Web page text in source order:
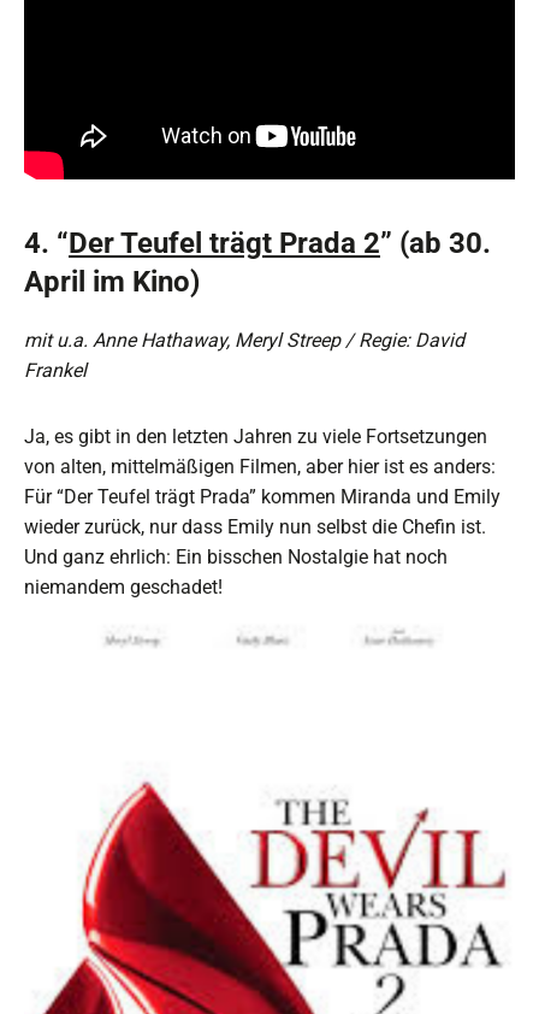
4. “Der Teufel trägt Prada 2” (ab 30.
April im Kino)
mit u.a. Anne Hathaway, Meryl Streep / Regie: David
Frankel
Ja, es gibt in den letzten Jahren zu viele Fortsetzungen
von alten, mittelmäßigen Filmen, aber hier ist es anders:
Für “Der Teufel trägt Prada” kommen Miranda und Emily
wieder zurück, nur dass Emily nun selbst die Chefin ist.
Und ganz ehrlich: Ein bisschen Nostalgie hat noch
niemandem geschadet!